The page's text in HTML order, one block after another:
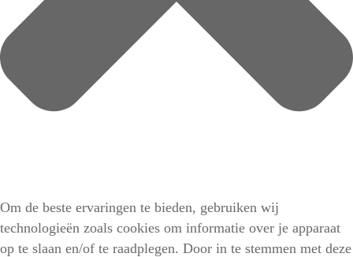
Om de beste ervaringen te bieden, gebruiken wij
technologieën zoals cookies om informatie over je apparaat
op te slaan en/of te raadplegen. Door in te stemmen met deze